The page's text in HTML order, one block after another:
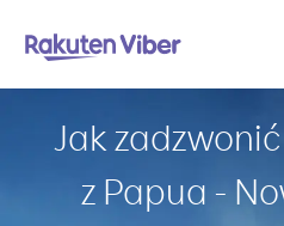
Jak
z Papua -